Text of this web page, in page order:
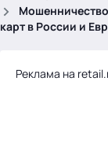
карт в России и
Реклама на